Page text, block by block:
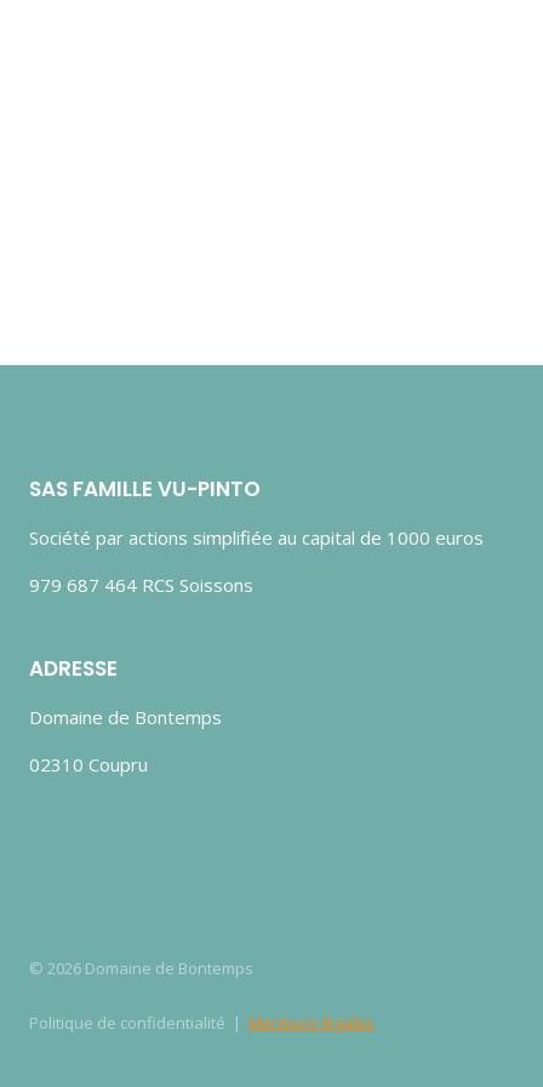
SAS FAMILLE VU-PINTO
Société par actions simplifiée au capital de 1000 euros
979 687 464 RCS Soissons
ADRESSE
Domaine de Bontemps
02310 Coupru
© 2026 Domaine de Bontemps
Politique de confidentialité | Mentions légales